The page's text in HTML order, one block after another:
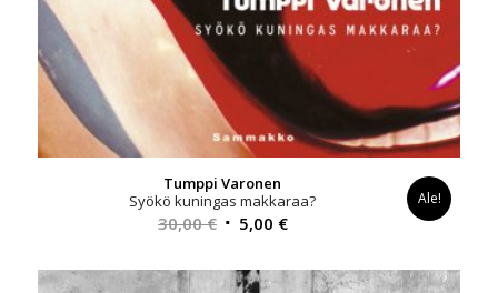
Tumppi Varonen
Syökö kuningas makkaraa?
30,00€ Alkuperäinen
oli:
5,00 €Nykyinen
on:
Ale!